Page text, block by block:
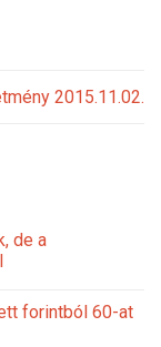
2015.11.02.
de a
forintból 60-at